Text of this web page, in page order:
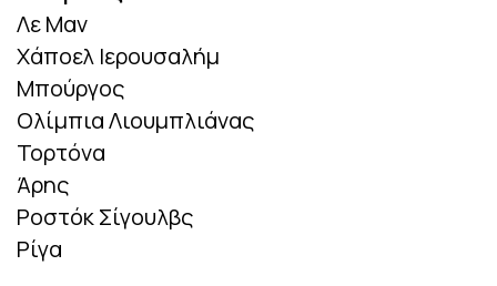
Λε Μαν
Χάποελ Ιερουσαλήμ
Μπούργος
Ολίμπια Λιουμπλιάνας
Τορτόνα
Άρης
Ροστόκ Σίγουλβς
Ρίγα